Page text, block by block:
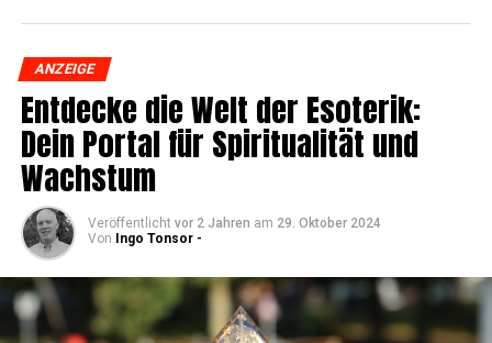
ANZEIGE
Ent­de­cke die Welt der Eso­te­rik:
Dein Por­tal für Spi­ri­tua­li­tät und
Wachstum
Veröffentlicht vor 2 Jahren am 29. Oktober 2024
Von
Ingo Tonsor -